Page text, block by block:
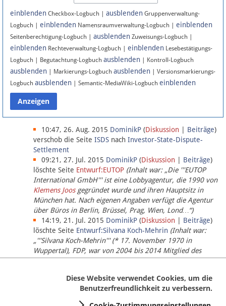
Facebook
Instagram
Anmelden
Datenschutz
Über Lobbypedia
Impressum
einblenden Checkbox-Logbuch | ausblenden Gruppenverwaltung-
Logbuch | einblenden Namensraumverwaltung-Logbuch | einblenden
Seitenberechtigung-Logbuch | ausblenden Zuweisungs-Logbuch |
einblenden Rechteverwaltung-Logbuch | einblenden Lesebestätigungs-
Logbuch | Begutachtung-Logbuch ausblenden | Kontroll-Logbuch
ausblenden | Markierungs-Logbuch ausblenden | Versionsmarkierungs-
Logbuch ausblenden | Semantic-MediaWiki-Logbuch einblenden
10:47, 26. Aug. 2015 DominikP (Diskussion Beiträge)
verschob die Seite ISDS nach Investor-State-Dispute-
Settlement
09:21, 27. Jul. 2015 DominikP (Diskussion Beiträge)
löschte Seite Entwurf:EUTOP (Inhalt war: „Die '''EUTOP
International GmbH''' ist eine Lobbyagentur, die 1990 von
Klemens Joosgegründet wurde und ihren Hauptsitz in
München hat. Nach eigenen Angaben verfügt die Agentur
über Büros in Berlin, Brüssel, Prag, Wien, Lond…“)
14:19, 21. Jul. 2015 DominikP (Diskussion Beiträge)
löschte Seite Entwurf:Silvana Koch-Mehrin (Inhalt war:
„'''Silvana Koch-Mehrin''' (* 17. November 1970 in
Wuppertal), FDP, war von 2004 bis 2014 Mitglied des
Europäischen Parlaments, seit November 2014 ist sie für
Diese Website verwendet Cookies, um die
Benutzerfreundlichkeit zu verbessern.